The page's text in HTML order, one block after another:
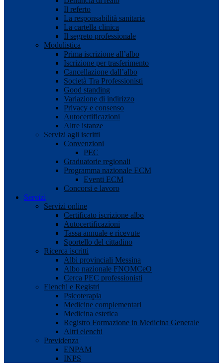
Il referto
La responsabilità sanitaria
La cartella clinica
Il segreto professionale
Modulistica
Prima iscrizione all’albo
Iscrizione per trasferimento
Cancellazione dall’albo
Società Tra Professionisti
Good standing
Variazione di indirizzo
Privacy e consenso
Autocertificazioni
Altre istanze
Servizi agli iscritti
Convenzioni
PEC
Graduatorie regionali
Programma nazionale ECM
Eventi ECM
Concorsi e lavoro
Servizi
Servizi online
Certificato iscrizione albo
Autocertificazioni
Tassa annuale e ricevute
Sportello del cittadino
Ricerca iscritti
Albi provinciali Messina
Albo nazionale FNOMCeO
Cerca PEC professionisti
Elenchi e Registri
Psicoterapia
Medicine complementari
Medicina estetica
Registro Formazione in Medicina Generale
Altri elenchi
Previdenza
ENPAM
INPS